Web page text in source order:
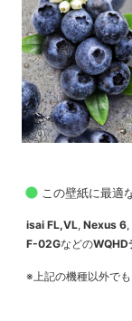
この壁紙に最適
isai FL,VL, Nexus 6,
F-02GなどのWQHD
※上記の機種以外で